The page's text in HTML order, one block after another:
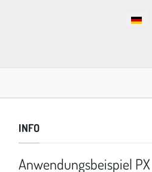
Sprache auswählen
INFO
Anwendungsbeispiel PX